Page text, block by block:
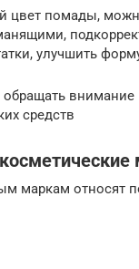
цвет помады,
улучшить
внимание
средств
маркам относят